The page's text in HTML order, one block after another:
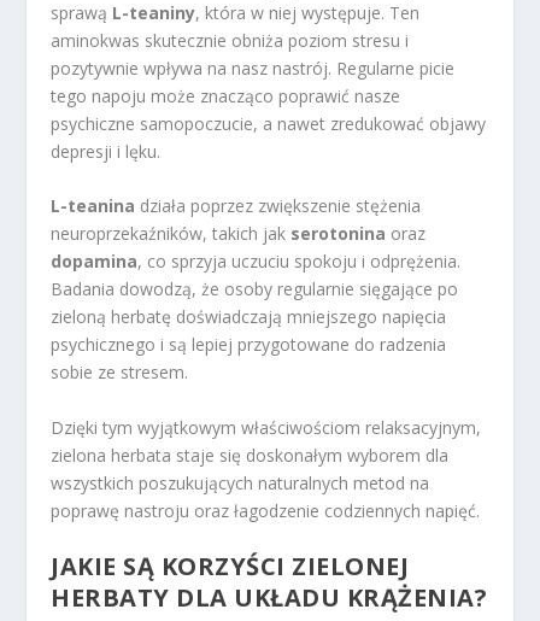
sprawą L-teaniny, która w niej występuje. Ten
aminokwas skutecznie obniża poziom stresu i
pozytywnie wpływa na nasz nastrój. Regularne picie
tego napoju może znacząco poprawić nasze
psychiczne samopoczucie, a nawet zredukować objawy
depresji i lęku.
L-teanina działa poprzez zwiększenie stężenia
neuroprzekaźników, takich jak serotonina oraz
dopamina, co sprzyja uczuciu spokoju i odprężenia.
Badania dowodzą, że osoby regularnie sięgające po
zieloną herbatę doświadczają mniejszego napięcia
psychicznego i są lepiej przygotowane do radzenia
sobie ze stresem.
Dzięki tym wyjątkowym właściwościom relaksacyjnym,
zielona herbata staje się doskonałym wyborem dla
wszystkich poszukujących naturalnych metod na
poprawę nastroju oraz łagodzenie codziennych napięć.
JAKIE SĄ KORZYŚCI ZIELONEJ
HERBATY DLA UKŁADU KRĄŻENIA?